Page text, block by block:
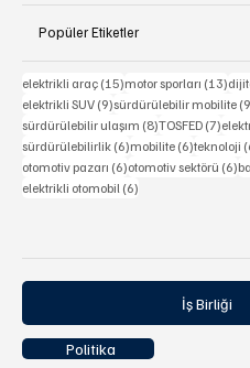
Popüler Etiketler
elektrikli araç (15)15 yazı
motor sporları (13)13
elektrikli SUV (9)9 yazı
sürdürülebilir mobilite
sürdürülebilir ulaşım (8)8 yazı
TOSFED (7)7
sürdürülebilirlik (6)6 yazı
mobilite (6)6 yazı
teknoloji
otomotiv pazarı (6)6 yazı
otomotiv sektörü (6)6
elektrikli otomobil (6)
İş Birliği
Politika